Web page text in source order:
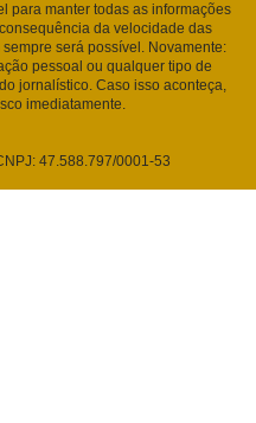
para manter todas as informações
da velocidade das
será possível. Novamente:
pessoal ou qualquer tipo de
jornalístico. Caso isso aconteça,
imediatamente.
47.588.797/0001-53